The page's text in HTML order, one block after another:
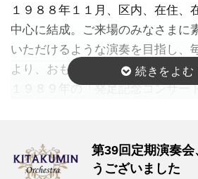
１９８８年１１月、区内、在住、
中心に結成。ご来場のみなさまに
いただけるような演奏を目指し、
より、おもに北とぴあで練習を重
１９８９年の「発足記念コンサー
音楽を演奏する室内楽コンサート
の演奏会、障害のある方を対象と
第39回定期演奏
うございました